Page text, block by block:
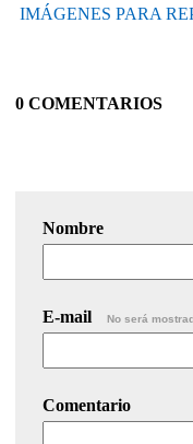
IMÁGENES PARA
0 COMENTARIOS
Nombre
E-mail No será
Comentario